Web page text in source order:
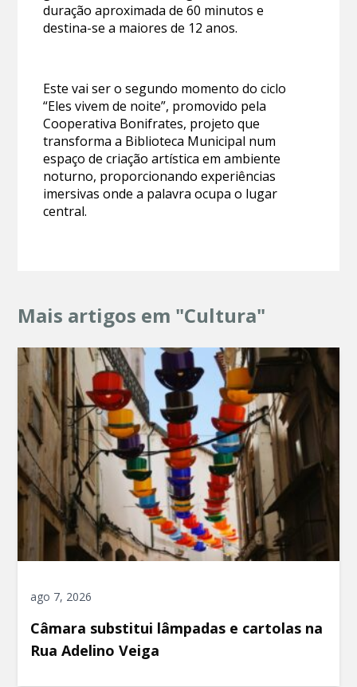
duração aproximada de 60 minutos e
destina-se a maiores de 12 anos.
Este vai ser o segundo momento do ciclo
“Eles vivem de noite”, promovido pela
Cooperativa Bonifrates, projeto que
transforma a Biblioteca Municipal num
espaço de criação artística em ambiente
noturno, proporcionando experiências
imersivas onde a palavra ocupa o lugar
central.
Mais artigos em "Cultura"
ago 7, 2026
Câmara substitui lâmpadas e cartolas na
Rua Adelino Veiga